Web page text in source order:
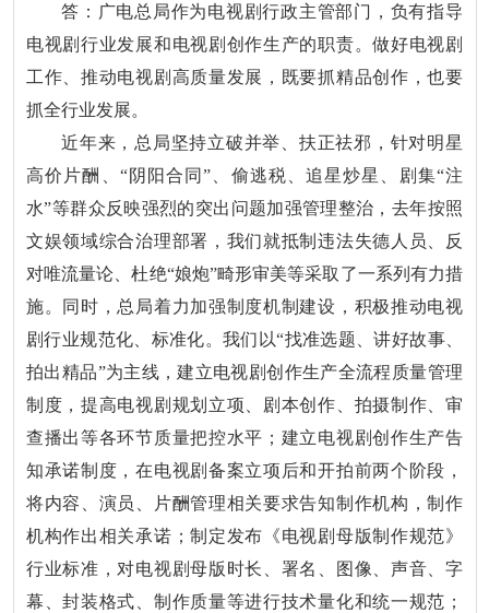
答：广电总局作为电视剧行政主管部门，负有指导
电视剧行业发展和电视剧创作生产的职责。做好电视剧
工作、推动电视剧高质量发展，既要抓精品创作，也要
抓全行业发展。
近年来，总局坚持立破并举、扶正祛邪，针对明星
高价片酬、“阴阳合同”、偷逃税、追星炒星、剧集“注
水”等群众反映强烈的突出问题加强管理整治，去年按照
文娱领域综合治理部署，我们就抵制违法失德人员、反
对唯流量论、杜绝“娘炮”畸形审美等采取了一系列有力措
施。同时，总局着力加强制度机制建设，积极推动电视
剧行业规范化、标准化。我们以“找准选题、讲好故事、
拍出精品”为主线，建立电视剧创作生产全流程质量管理
制度，提高电视剧规划立项、剧本创作、拍摄制作、审
查播出等各环节质量把控水平；建立电视剧创作生产告
知承诺制度，在电视剧备案立项后和开拍前两个阶段，
将内容、演员、片酬管理相关要求告知制作机构，制作
机构作出相关承诺；制定发布《电视剧母版制作规范》
行业标准，对电视剧母版时长、署名、图像、声音、字
幕、封装格式、制作质量等进行技术量化和统一规范；